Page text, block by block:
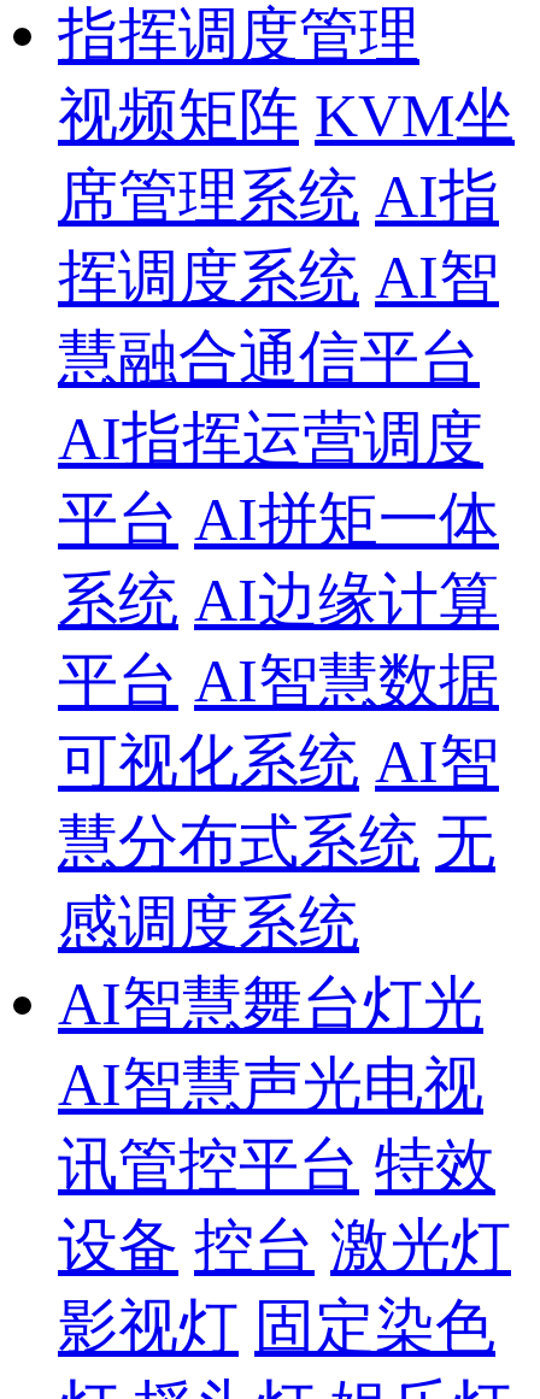
指挥调度管理
视频矩阵 KVM坐
席管理系统 AI指
挥调度系统 AI智
慧融合通信平台
AI指挥运营调度
平台 AI拼矩一体
系统 AI边缘计算
平台 AI智慧数据
可视化系统 AI智
慧分布式系统 无
感调度系统
AI智慧舞台灯光
AI智慧声光电视
讯管控平台 特效
设备 控台 激光灯
影视灯 固定染色